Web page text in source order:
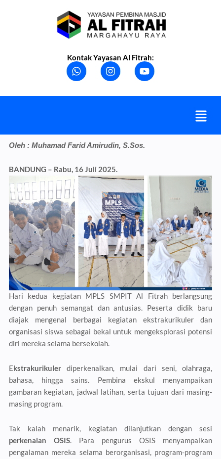
Kontak Yayasan Al Fitrah:
W
h
t
p
I
n
t
a
m
Y
o
t
Menu
Oleh : Muhamad Farid Amirudin, S.Sos.
BANDUNG – Rabu, 16 Juli 2025.
Hari kedua kegiatan MPLS SMPIT Al Fitrah berlangsung
dengan penuh semangat dan antusias. Peserta didik baru
diajak mengenal berbagai kegiatan ekstrakurikuler dan
organisasi siswa sebagai bekal untuk mengeksplorasi potensi
diri mereka selama bersekolah.
Ekstrakurikulerdiperkenalkan, mulai dari seni, olahraga,
bahasa, hingga sains. Pembina ekskul menyampaikan
gambaran kegiatan, jadwal latihan, serta tujuan dari masing-
masing program.
Tak kalah menarik, kegiatan dilanjutkan dengan sesi
perkenalan OSIS. Para pengurus OSIS menyampaikan
pengalaman mereka selama berorganisasi, program-program